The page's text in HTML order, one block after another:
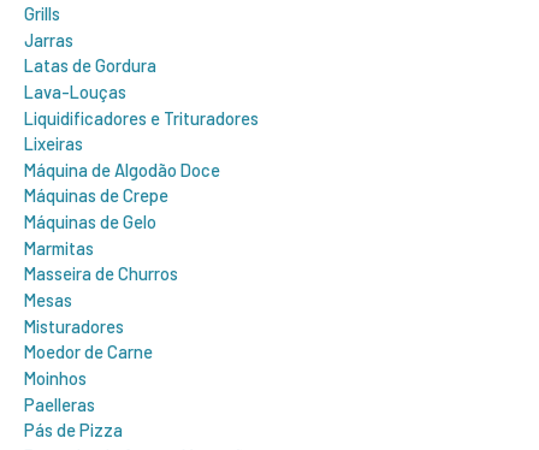
Grills
Jarras
Latas de Gordura
Lava-Louças
Liquidificadores e Trituradores
Lixeiras
Máquina de Algodão Doce
Máquinas de Crepe
Máquinas de Gelo
Marmitas
Masseira de Churros
Mesas
Misturadores
Moedor de Carne
Moinhos
Paelleras
Pás de Pizza